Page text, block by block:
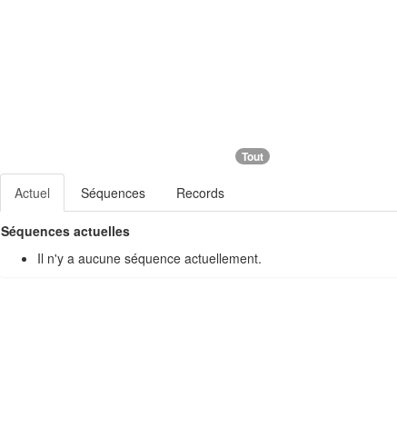
Tout
Actuel Séquences Records
Séquences actuelles
Il n'y a aucune séquence actuellement.